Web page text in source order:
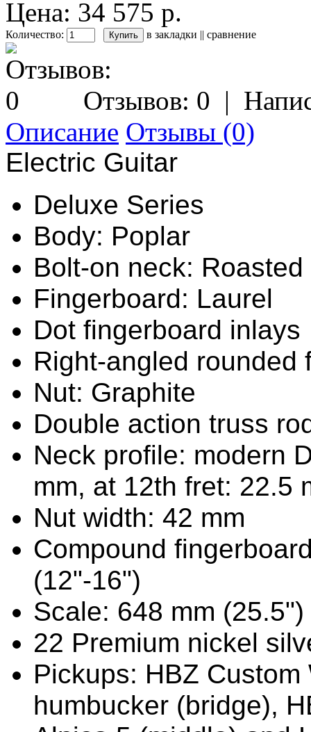
Цена: 34 575 р.
Количество: в закладки || сравнение
Отзывов: 0 |
Описание Отзывы (0)
Electric Guitar
Deluxe Series
Body: Poplar
Bolt-on neck:
Fingerboard: Laurel
Dot fingerboard inlays
Right-angled rounded
Nut: Graphite
Double action truss
Neck profile: modern
mm, at 12th fret: 22.5
Nut width: 42 mm
Compound
(12"-16")
Scale: 648 mm (25.5")
22 Premium nickel
Pickups: HBZ
humbucker (bridge),